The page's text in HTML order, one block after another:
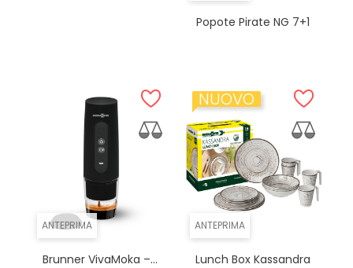
Popote Pirate NG 7+1
ANTEPRIMA
Brunner VivaMoka –...
ANTEPRIMA
NUOVO
Lunch Box Kassandra